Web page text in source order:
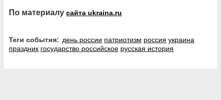
По материалу сайта ukraina.ru
Теги события: день россии патриотизм россия украина
праздник государство российское русская история